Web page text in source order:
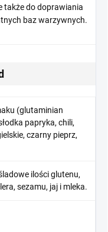
także do doprawiania
baz warzywnych.
(glutaminian
papryka, chili,
czarny pieprz,
ilości glutenu,
sezamu, jaj i mleka.